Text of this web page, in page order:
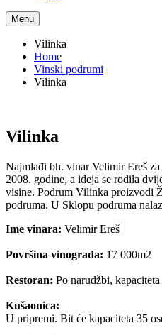
Menu
Vilinka
Home
Vinski podrumi
Vilinka
Vilinka
Najmlađi bh. vinar Velimir Ereš
2008. godine, a ideja se rodila
visine. Podrum Vilinka proizvodi
podruma. U Sklopu podruma
Ime vinara: Velimir Ereš
Površina vinograda: 17 000m2
Restoran: Po narudžbi,
Kušaonica:
U pripremi. Bit će kapaciteta 35